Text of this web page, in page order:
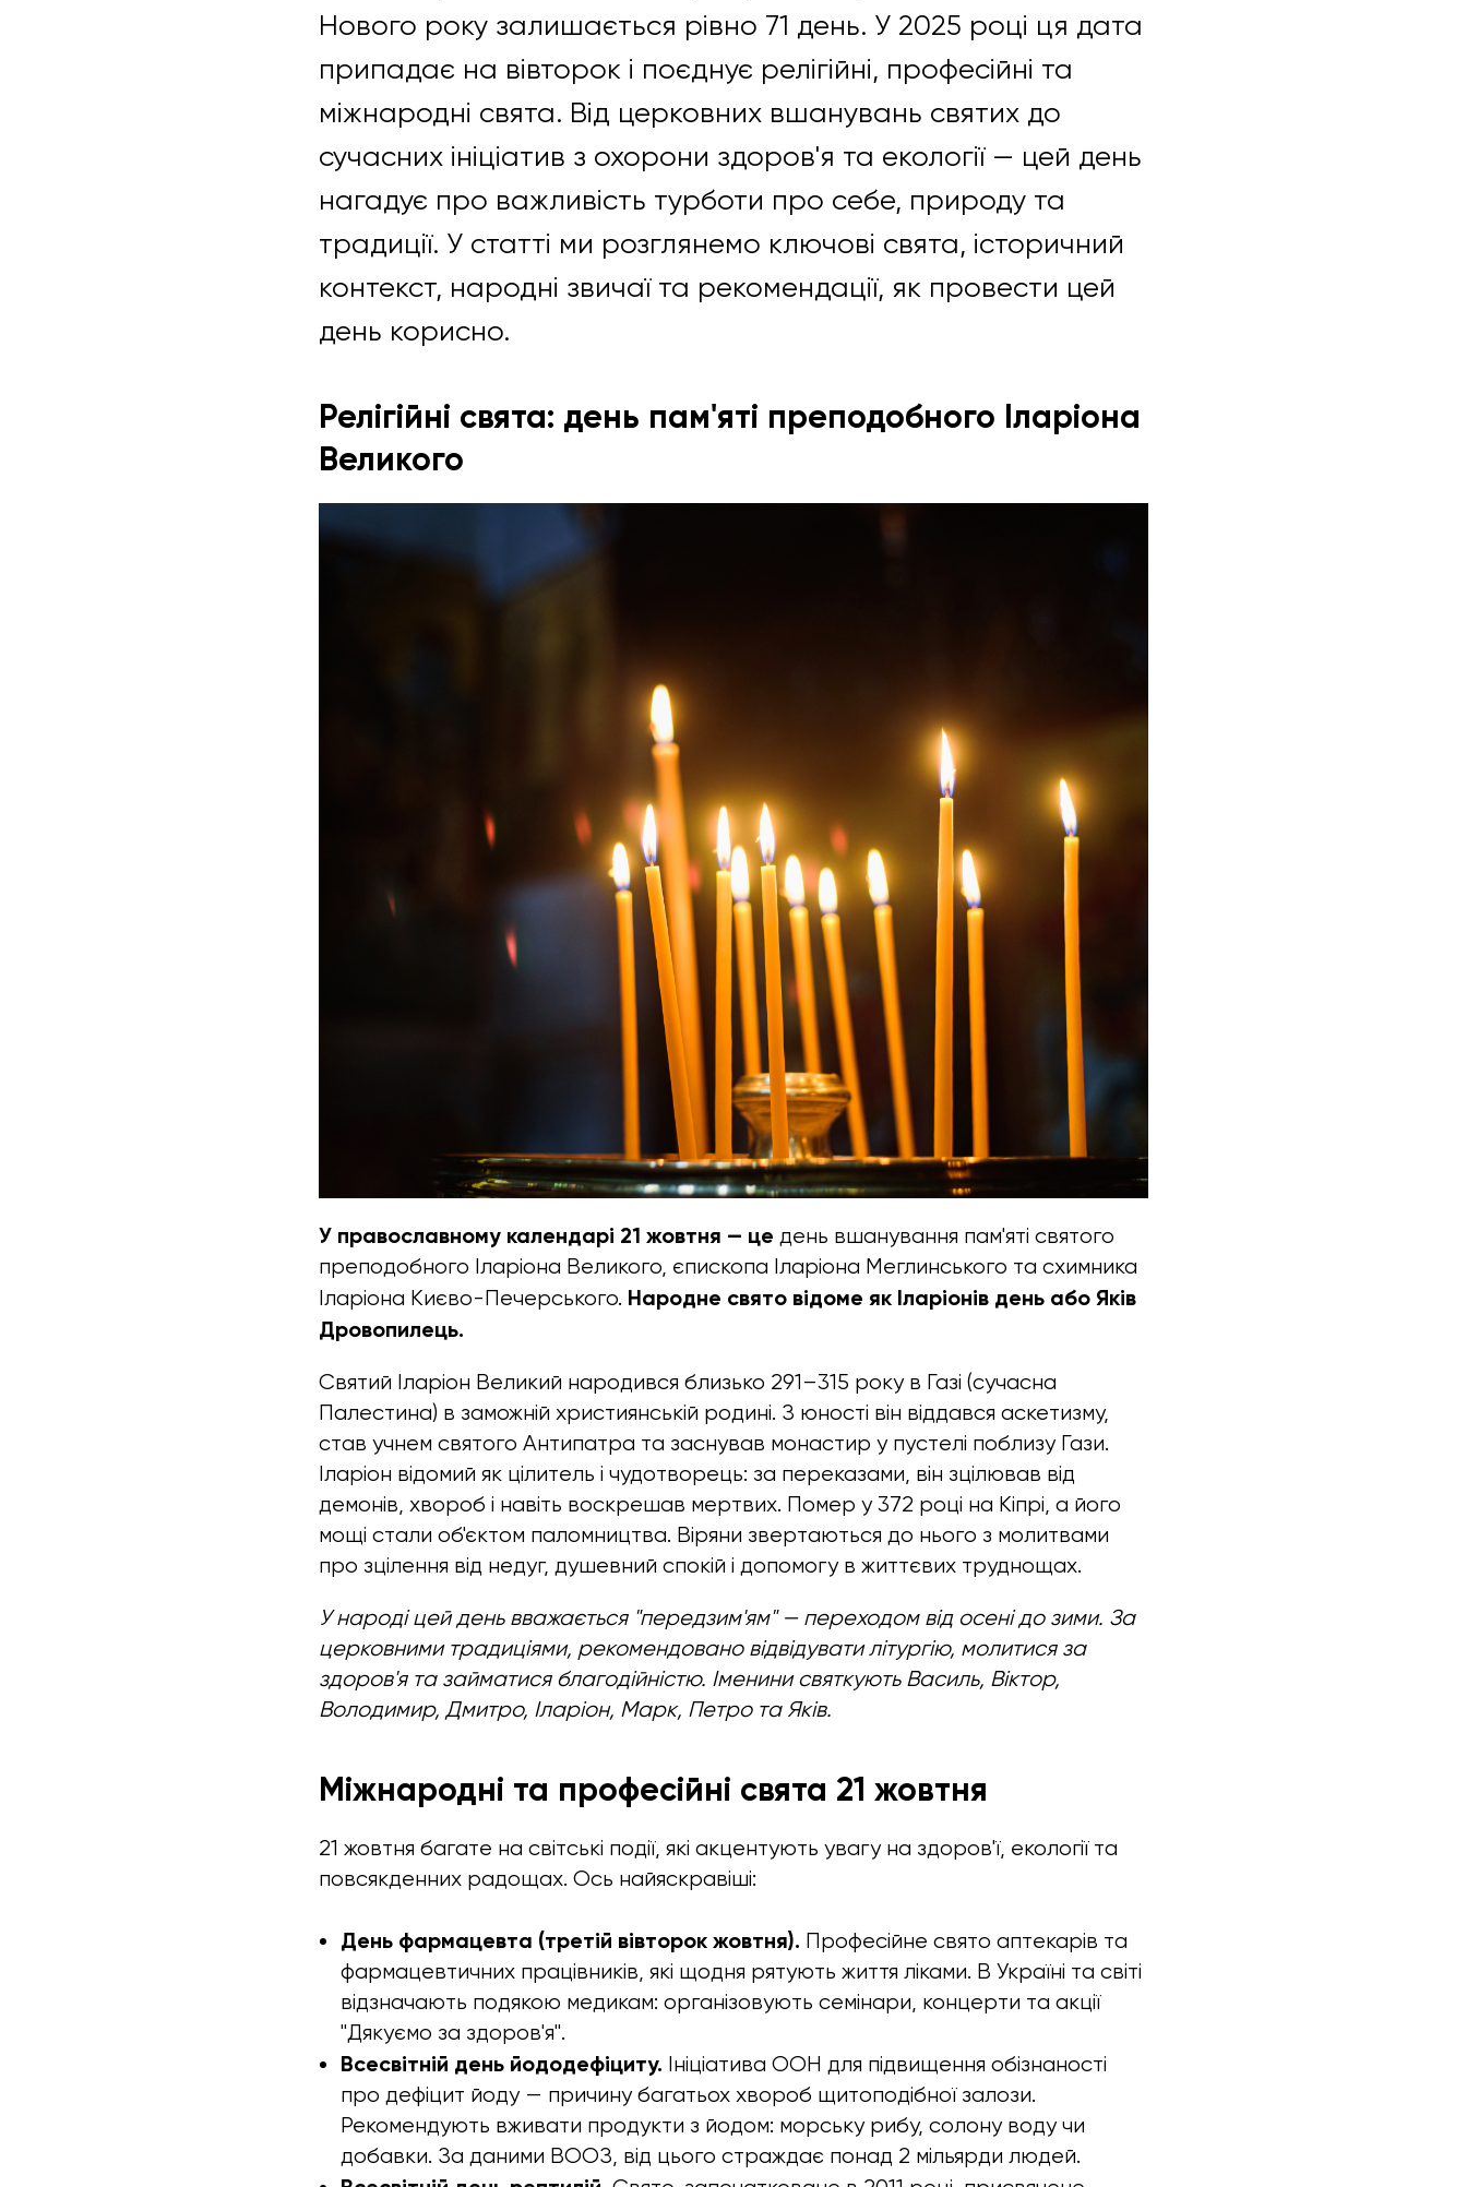
Нового року залишається рівно 71 день. У 2025 році ця дата
припадає на вівторок і поєднує релігійні, професійні та
міжнародні свята. Від церковних вшанувань святих до
сучасних ініціатив з охорони здоров'я та екології — цей день
нагадує про важливість турботи про себе, природу та
традиції. У статті ми розглянемо ключові свята, історичний
контекст, народні звичаї та рекомендації, як провести цей
день корисно.
Релігійні свята: день пам'яті преподобного Іларіона
Великого
У православному календарі 21 жовтня — це день вшанування пам'яті святого
преподобного Іларіона Великого, єпископа Іларіона Меглинського та схимника
Іларіона Києво-Печерського. Народне свято відоме як Іларіонів день або Яків
Дровопилець.
Святий Іларіон Великий народився близько 291–315 року в Газі (сучасна
Палестина) в заможній християнській родині. З юності він віддався аскетизму,
став учнем святого Антипатра та заснував монастир у пустелі поблизу Гази.
Іларіон відомий як цілитель і чудотворець: за переказами, він зцілював від
демонів, хвороб і навіть воскрешав мертвих. Помер у 372 році на Кіпрі, а його
мощі стали об'єктом паломництва. Віряни звертаються до нього з молитвами
про зцілення від недуг, душевний спокій і допомогу в життєвих труднощах.
У народі цей день вважається "передзим'ям" — переходом від осені до зими. За
церковними традиціями, рекомендовано відвідувати літургію, молитися за
здоров'я та займатися благодійністю. Іменини святкують Василь, Віктор,
Володимир, Дмитро, Іларіон, Марк, Петро та Яків.
Міжнародні та професійні свята 21 жовтня
21 жовтня багате на світські події, які акцентують увагу на здоров'ї, екології та
повсякденних радощах. Ось найяскравіші:
День фармацевта (третій вівторок жовтня). Професійне свято аптекарів та
фармацевтичних працівників, які щодня рятують життя ліками. В Україні та світі
відзначають подякою медикам: організовують семінари, концерти та акції
"Дякуємо за здоров'я".
Всесвітній день йододефіциту. Ініціатива ООН для підвищення обізнаності
про дефіцит йоду — причину багатьох хвороб щитоподібної залози.
Рекомендують вживати продукти з йодом: морську рибу, солону воду чи
добавки. За даними ВООЗ, від цього страждає понад 2 мільярди людей.